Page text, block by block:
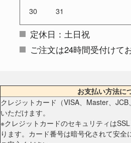
30 31
定休日：土日祝
ご注文は24時間受付けて
お支払い方法に
クレジットカード（VISA、Master、
いただけます。
※クレジットカードのセキュリティは
ります。カード番号は暗号化されて安